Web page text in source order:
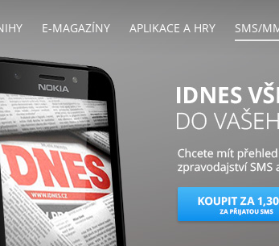
E-MAGAZÍNY APLIKACE A HRY SMS/